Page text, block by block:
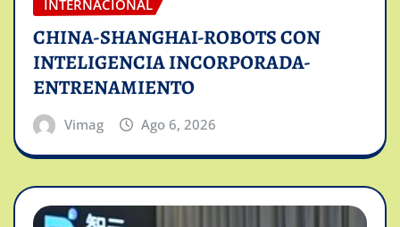
INTERNACIONAL
CHINA-SHANGHAI-ROBOTS CON
INTELIGENCIA INCORPORADA-
ENTRENAMIENTO
Vimag Ago 6, 2026